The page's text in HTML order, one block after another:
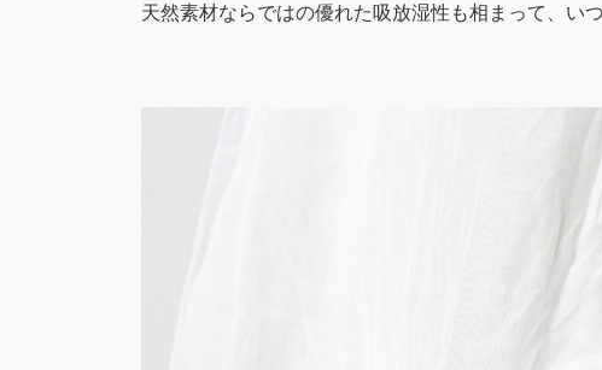
天然素材ならではの優れた吸放湿性も相まって、い